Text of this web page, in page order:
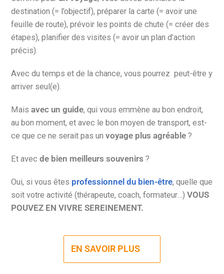
destination (= l’objectif), préparer la carte (= avoir une
feuille de route), prévoir les points de chute (= créer des
étapes), planifier des visites (= avoir un plan d’action
précis).
Avec du temps et de la chance, vous pourrez peut-être y
arriver seul(e).
Maisavec un guide, qui vous emmène au bon endroit,
au bon moment, et avec le bon moyen de transport, est-
ce que ce ne serait pas unvoyage plus agréable ?
Et avecde bien meilleurs souvenirs ?
Oui, si vous êtes professionnel du bien-être, quelle que
soit votre activité (thérapeute, coach, formateur…)VOUS
POUVEZ EN VIVRE SEREINEMENT.
EN SAVOIR PLUS